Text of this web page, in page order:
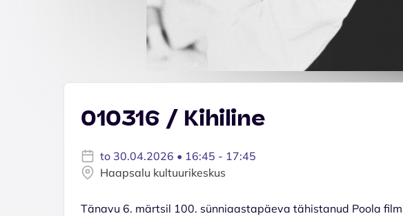
010316 / Kihiline
to 30.04.2026 • 16:45 - 17:45
Haapsalu kultuurikeskus
Tänavu 6. märtsil 100. sünniaastapäeva tähistanud Poola